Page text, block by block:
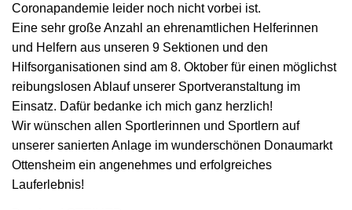
Coronapandemie leider noch nicht vorbei ist.
Eine sehr große Anzahl an ehrenamtlichen Helferinnen
und Helfern aus unseren 9 Sektionen und den
Hilfsorganisationen sind am 8. Oktober für einen möglichst
reibungslosen Ablauf unserer Sportveranstaltung im
Einsatz. Dafür bedanke ich mich ganz herzlich!
Wir wünschen allen Sportlerinnen und Sportlern auf
unserer sanierten Anlage im wunderschönen Donaumarkt
Ottensheim ein angenehmes und erfolgreiches
Lauferlebnis!